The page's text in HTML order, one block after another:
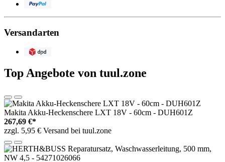
Versandarten
Top Angebote von tuul.zone
Makita Akku-Heckenschere LXT 18V - 60cm - DUH601Z
267,69 €*
zzgl. 5,95 € Versand bei tuul.zone